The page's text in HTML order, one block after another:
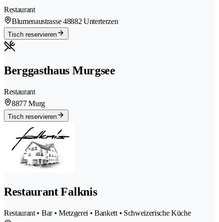
Restaurant
Blumenaustrasse 48882 Unterterzen
Tisch reservieren
Berggasthaus Murgsee
Restaurant
8877 Murg
Tisch reservieren
Restaurant Falknis
Restaurant • Bar • Metzgerei • Bankett • Schweizerische Küche